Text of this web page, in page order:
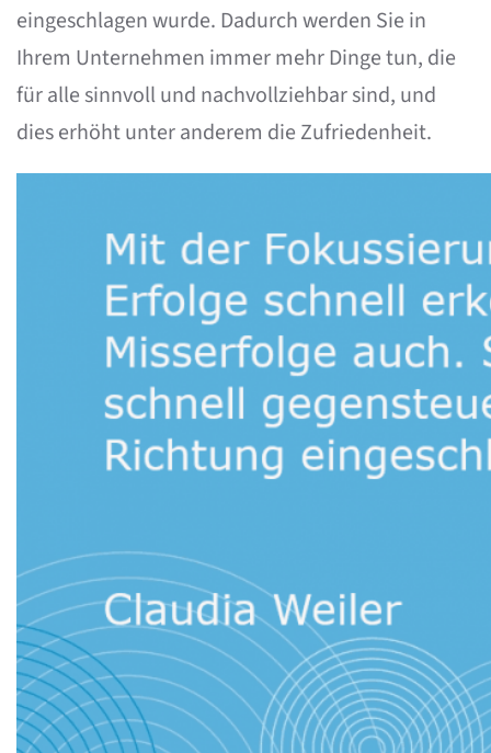
eingeschlagen wurde. Dadurch werden Sie in
Ihrem Unternehmen immer mehr Dinge tun, die
für alle sinnvoll und nachvollziehbar sind, und
dies erhöht unter anderem die Zufriedenheit.